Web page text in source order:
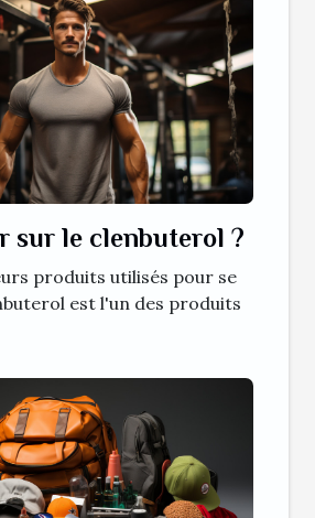
sur le clenbuterol ?
produits utilisés pour se
est l'un des produits